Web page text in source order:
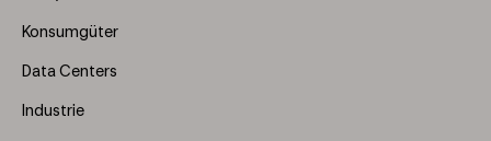
Konsumgüter
Data Centers
Industrie